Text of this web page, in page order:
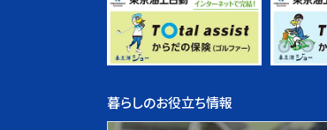
暮らしのお役立ち情報